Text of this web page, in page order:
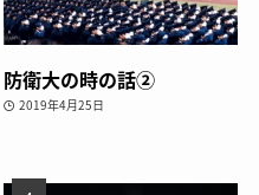
防衛大の時の話②
2019年4月25日